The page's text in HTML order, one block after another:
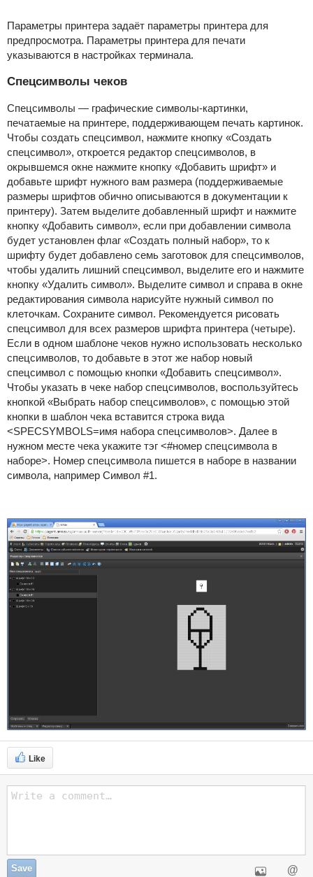
Параметры принтера задаёт параметры принтера для
предпросмотра. Параметры принтера для печати
указываются в настройках терминала.
Спецсимволы чеков
Спецсимволы — графические символы-картинки,
печатаемые на принтере, поддерживающем печать картинок.
Чтобы создать спецсимвол, нажмите кнопку «Создать
спецсимвол», откроется редактор спецсимволов, в
окрывшемся окне нажмите кнопку «Добавить шрифт» и
добавьте шрифт нужного вам размера (поддерживаемые
размеры шрифтов обично описываются в документации к
принтеру). Затем выделите добавленный шрифт и нажмите
кнопку «Добавить символ», если при добавлении символа
будет установлен флаг «Создать полный набор», то к
шрифту будет добавлено семь заготовок для спецсимволов,
чтобы удалить лишний спецсимвол, выделите его и нажмите
кнопку «Удалить символ». Выделите символ и справа в окне
редактирования символа нарисуйте нужный символ по
клеточкам. Сохраните символ. Рекомендуется рисовать
спецсимвол для всех размеров шрифта принтера (четыре).
Если в одном шаблоне чеков нужно использовать несколько
спецсимволов, то добавьте в этот же набор новый
спецсимвол с помощью кнопки «Добавить спецсимвол».
Чтобы указать в чеке набор спецсимволов, воспользуйтесь
кнопкой «Выбрать набор спецсимволов», с помощью этой
кнопки в шаблон чека вставится строка вида
<SPECSYMBOLS=имя набора спецсимволов>. Далее в
нужном месте чека укажите тэг <#номер спецсимвола в
наборе>. Номер спецсимвола пишется в наборе в названии
символа, например Символ #1.
Like
@
Save